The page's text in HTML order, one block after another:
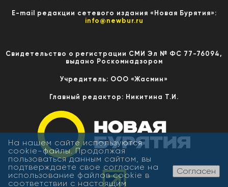
E-mail редакции сетевого издания «Новая Бурятия»:
info@newbur.ru
Свидетельство о регистрации СМИ Эл № ФС 77-76094,
выдано Роскомнадзором
Учредитель: ООО «Жасмин»
Главный редактор: Никитина Т.И.
На нашем сайте используются
cookie-файлы. Продолжая
пользоваться данным сайтом, вы
подтверждаете свое согласие на
использование файлов cookie в
соответствии с настоящим
Согласен